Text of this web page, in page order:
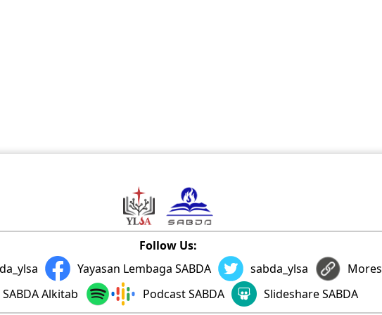
Follow Us:
Yayasan Lembaga SABDA sabda_ylsa
Mores
SABDA Alkitab
Podcast SABDA Slideshare SABDA